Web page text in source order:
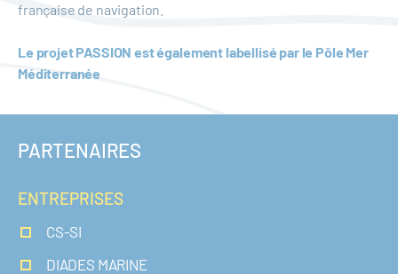
française de navigation.
Le projet PASSION est également labellisé par le Pôle Mer
Méditerranée
PARTENAIRES
ENTREPRISES
CS-SI
DIADES MARINE